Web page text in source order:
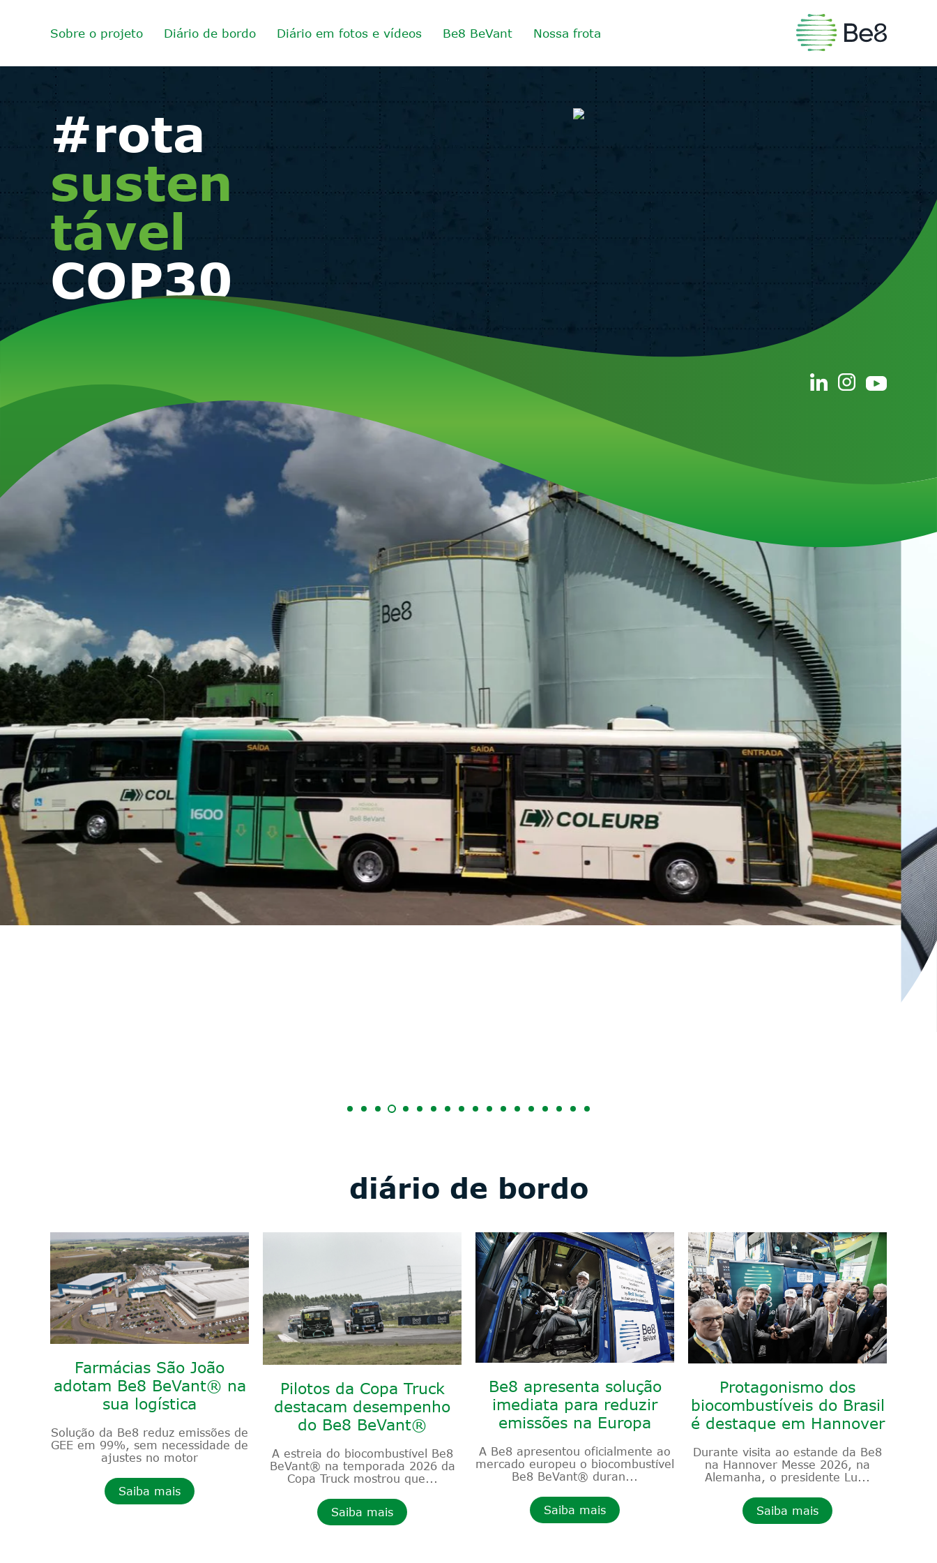
Sobre o projeto Diário de bordo Diário em fotos e vídeos Be8 BeVant Nossa frota
#rota
susten
tável
COP30
diário de bordo
Farmácias São João
adotam Be8 BeVant® na
sua logística
Solução da Be8 reduz emissões de
GEE em 99%, sem necessidade de
ajustes no motor
Saiba mais
Pilotos da Copa Truck
destacam desempenho
do Be8 BeVant®
A estreia do biocombustível Be8
BeVant® na temporada 2026 da
Copa Truck mostrou que...
Saiba mais
Be8 apresenta solução
imediata para reduzir
emissões na Europa
A Be8 apresentou oficialmente ao
mercado europeu o biocombustível
Be8 BeVant® duran...
Saiba mais
Protagonismo dos
biocombustíveis do Brasil
é destaque em Hannover
Durante visita ao estande da Be8
na Hannover Messe 2026, na
Alemanha, o presidente Lu...
Saiba mais